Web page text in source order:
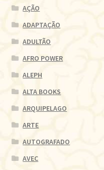
AÇÃO
ADAPTAÇÃO
ADULTÃO
AFRO POWER
ALEPH
ALTA BOOKS
ARQUIPELAGO
ARTE
AUTOGRAFADO
AVEC